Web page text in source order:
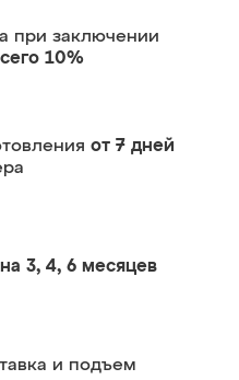
при заключении
10%
от 7 дней
на 3, 4, 6 месяцев
и подъем